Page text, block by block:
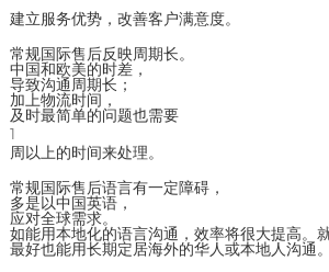
建立服务优势，改善客户满意度。
常规国际售后反映周期长。
中国和欧美的时差，
导致沟通周期长；
加上物流时间，
及时最简单的问题也需要
1
周以上的时间来处理。
常规国际售后语言有一定障碍，
多是以中国英语，
应对全球需求。
如能用本地化的语言沟通，效率将很大提高。
最好也能用长期定居海外的华人或本地人沟通。